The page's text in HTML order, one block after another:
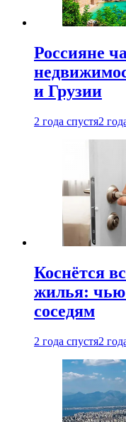
Россияне
и Грузии
2 года спустя2
Коснётся
жилья: чью
соседям
2 года спустя2